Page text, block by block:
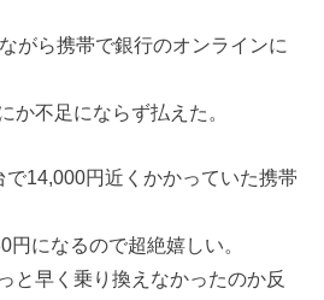
がら携帯で銀行のオンラインに
か不足にならず払えた。
14,000円近くかかっていた携帯
になるので超絶嬉しい。
と早く乗り換えなかったのか反